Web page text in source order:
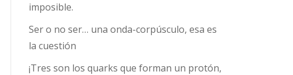
imposible.
Ser o no ser… una onda-corpúsculo, esa es
la cuestión
¡Tres son los quarks que forman un protón,